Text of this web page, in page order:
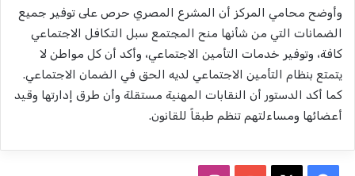
وأوضح محامي المركز أن المشرع المصري حرص على توفير جميع
الضمانات التي من شأنها منح المجتمع سبل التكافل الاجتماعي
كافة، وتوفير خدمات التأمين الاجتماعي، وأكد أن كل مواطن لا
يتمتع بنظام التأمين الاجتماعي لديه الحق في الضمان الاجتماعي.
كما أكد الدستور أن النقابات المهنية مستقلة وأن طرق إدارتها وقيد
أعضائها ومساءلتهم تنظم طبقاً للقانون.